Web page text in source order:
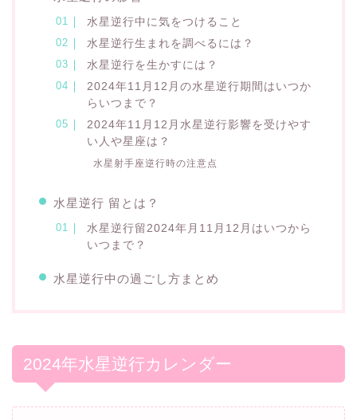
水星逆行中に気をつけること
水星逆行生まれを調べるには？
水星逆行を生かすには？
2024年11月12月の水星逆行期間はいつか
らいつまで？
2024年11月12月水星逆行影響を受けやす
い人や星座は？
水星射手座逆行時の注意点
水星逆行 留とは？
水星逆行留2024年月11月12月はいつから
いつまで？
水星逆行中の過ごし方まとめ
2024年水星逆行カレンダー